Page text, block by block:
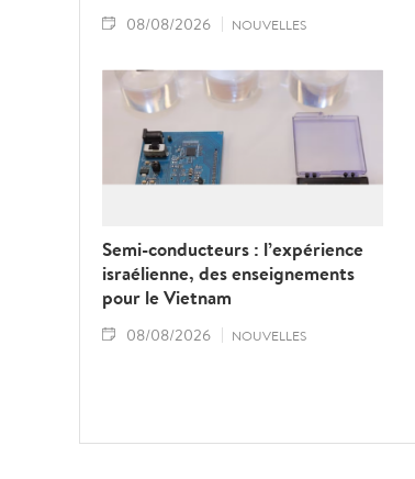
08/08/2026 NOUVELLES
Semi-conducteurs : l’expérience
israélienne, des enseignements
pour le Vietnam
08/08/2026 NOUVELLES